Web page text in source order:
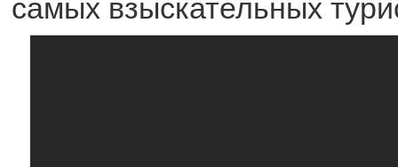
самых взыскательных